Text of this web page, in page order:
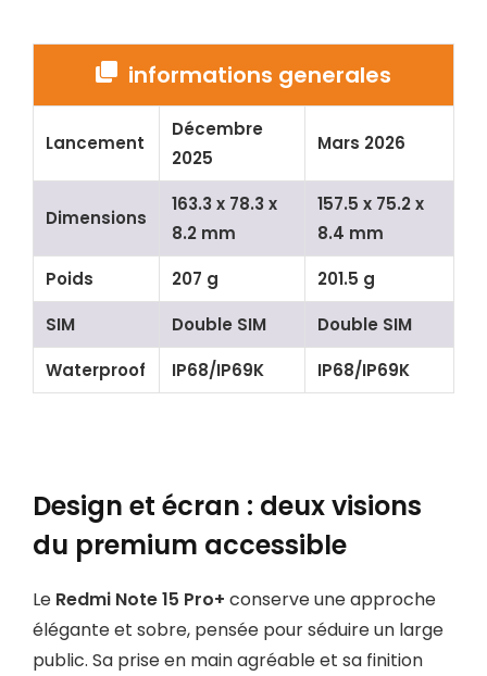
informations generales
Lancement
Décembre
2025
Mars 2026
Dimensions
163.3 x 78.3 x
8.2 mm
157.5 x 75.2 x
8.4 mm
Poids
207 g
201.5 g
SIM
Double SIM
Double SIM
Waterproof
IP68/IP69K IP68/IP69K
Design et écran : deux visions
du premium accessible
Le Redmi Note 15 Pro+ conserve une approche
élégante et sobre, pensée pour séduire un large
public. Sa prise en main agréable et sa finition